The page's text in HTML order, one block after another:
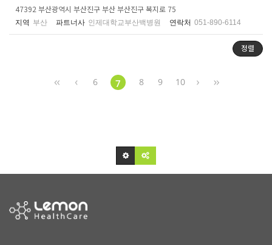
47392 부산광역시 부산진구 부산 부산진구 복지로 75
지역 부산 파트너사 인제대학교부산백병원 연락처 051-890-6114
정렬
6 7 8 9 10